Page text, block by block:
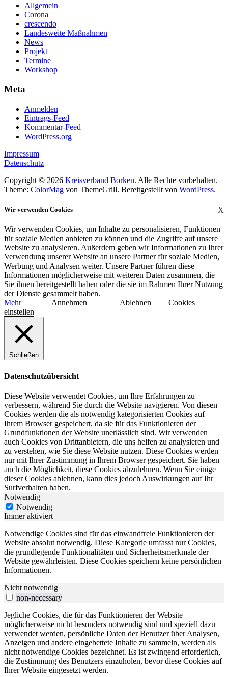
Allgemein
Corona
crescendo
Landesweite Maßnahmen
News
Projekt
Termine
Workshop
Meta
Anmelden
Eintrags-Feed
Kommentar-Feed
WordPress.org
Impressum
Datenschutz
Copyright © 2026 Kreisverband Borken. Alle Rechte vorbehalten.
Theme: ColorMag von ThemeGrill. Bereitgestellt von WordPress.
X
Wir verwenden Cookies
Wir verwenden Cookies, um Inhalte zu personalisieren, Funktionen
für soziale Medien anbieten zu können und die Zugriffe auf unsere
Website zu analysieren. Außerdem geben wir Informationen zu Ihrer
Verwendung unserer Website an unsere Partner für soziale Medien,
Werbung und Analysen weiter. Unsere Partner führen diese
Informationen möglicherweise mit weiteren Daten zusammen, die
Sie ihnen bereitgestellt haben oder die sie im Rahmen Ihrer Nutzung
der Dienste gesammelt haben.
Mehr
Annehmen Ablehnen
Cookies
einstellen
Schließen
Datenschutzübersicht
Diese Website verwendet Cookies, um Ihre Erfahrungen zu
verbessern, während Sie durch die Website navigieren. Von diesen
Cookies werden die als notwendig kategorisierten Cookies auf
Ihrem Browser gespeichert, da sie für das Funktionieren der
Grundfunktionen der Website unerlässlich sind. Wir verwenden
auch Cookies von Drittanbietern, die uns helfen zu analysieren und
zu verstehen, wie Sie diese Website nutzen. Diese Cookies werden
nur mit Ihrer Zustimmung in Ihrem Browser gespeichert. Sie haben
auch die Möglichkeit, diese Cookies abzulehnen. Wenn Sie einige
dieser Cookies ablehnen, kann dies jedoch Auswirkungen auf Ihr
Surfverhalten haben.
Notwendig
Notwendig
Immer aktiviert
Notwendige Cookies sind für das einwandfreie Funktionieren der
Website absolut notwendig. Diese Kategorie umfasst nur Cookies,
die grundlegende Funktionalitäten und Sicherheitsmerkmale der
Website gewährleisten. Diese Cookies speichern keine persönlichen
Informationen.
Nicht notwendig
non-necessary
Jegliche Cookies, die für das Funktionieren der Website
möglicherweise nicht besonders notwendig sind und speziell dazu
verwendet werden, persönliche Daten der Benutzer über Analysen,
Anzeigen und andere eingebettete Inhalte zu sammeln, werden als
nicht notwendige Cookies bezeichnet. Es ist zwingend erforderlich,
die Zustimmung des Benutzers einzuholen, bevor diese Cookies auf
Ihrer Website eingesetzt werden.